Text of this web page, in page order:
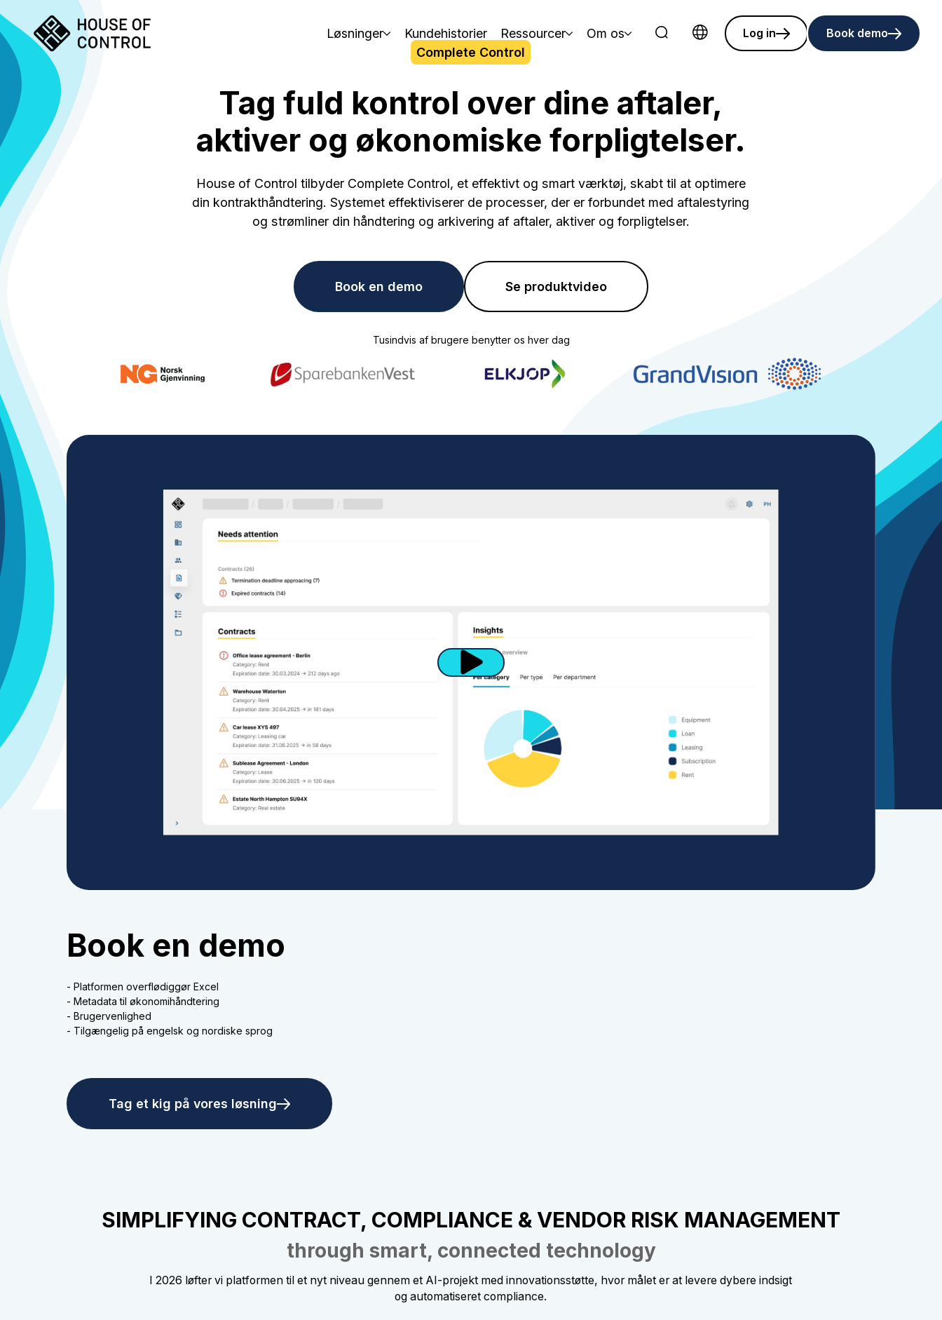
Løsninger Kundehistorier Ressourcer Om os
Choose language
Log in Book demo
Complete Control
Tag fuld kontrol over dine aftaler,
aktiver og økonomiske forpligtelser.
House of Control tilbyder Complete Control, et effektivt og smart værktøj, skabt til at optimere
din kontrakthåndtering. Systemet effektiviserer de processer, der er forbundet med aftalestyring
og strømliner din håndtering og arkivering af aftaler, aktiver og forpligtelser.
Book en demo Se produktvideo
Tusindvis af brugere benytter os hver dag
Book en demo
- Platformen overflødiggør Excel
- Metadata til økonomihåndtering
- Brugervenlighed
- Tilgængelig på engelsk og nordiske sprog
Tag et kig på vores løsning
SIMPLIFYING CONTRACT, COMPLIANCE & VENDOR RISK MANAGEMENT
through smart, connected technology
I 2026 løfter vi platformen til et nyt niveau gennem et AI-projekt med innovationsstøtte, hvor målet er at levere dybere indsigt
og automatiseret compliance.